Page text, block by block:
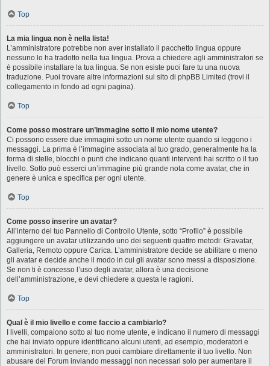
Top
La mia lingua non è nella lista!
L’amministratore potrebbe non aver installato il pacchetto lingua oppure
nessuno lo ha tradotto nella tua lingua. Prova a chiedere agli amministratori se
è possibile installare la tua lingua. Se non esiste puoi fare tu una nuova
traduzione. Puoi trovare altre informazioni sul sito di phpBB Limited (trovi il
collegamento in fondo ad ogni pagina).
Top
Come posso mostrare un’immagine sotto il mio nome utente?
Ci possono essere due immagini sotto un nome utente quando si leggono i
messaggi. La prima è l’immagine associata al tuo grado, generalmente ha la
forma di stelle, blocchi o punti che indicano quanti interventi hai scritto o il tuo
livello. Sotto può esserci un’immagine più grande nota come avatar, che in
genere è unica e specifica per ogni utente.
Top
Come posso inserire un avatar?
All’interno del tuo Pannello di Controllo Utente, sotto “Profilo” è possibile
aggiungere un avatar utilizzando uno dei seguenti quattro metodi: Gravatar,
Galleria, Remoto oppure Carica. L’amministratore decide se abilitare o meno
gli avatar e decide anche il modo in cui gli avatar sono messi a disposizione.
Se non ti è concesso l’uso degli avatar, allora è una decisione
dell’amministrazione, e devi chiedere a questa le ragioni.
Top
Qual è il mio livello e come faccio a cambiarlo?
I livelli, compaiono sotto al tuo nome utente, e indicano il numero di messaggi
che hai inviato oppure identificano alcuni utenti, ad esempio, moderatori e
amministratori. In genere, non puoi cambiare direttamente il tuo livello. Non
abusare del Forum inviando messaggi non necessari solo per aumentare il